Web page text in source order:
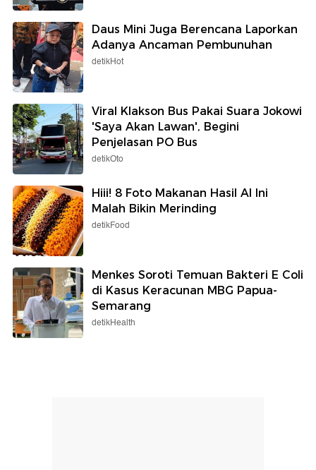
Daus Mini Juga Berencana Laporkan
Adanya Ancaman Pembunuhan
detikHot
Viral Klakson Bus Pakai Suara Jokowi
'Saya Akan Lawan', Begini
Penjelasan PO Bus
detikOto
Hiii! 8 Foto Makanan Hasil AI Ini
Malah Bikin Merinding
detikFood
Menkes Soroti Temuan Bakteri E Coli
di Kasus Keracunan MBG Papua-
Semarang
detikHealth